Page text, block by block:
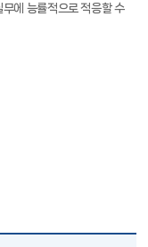
에 능률적으로 적응할 수